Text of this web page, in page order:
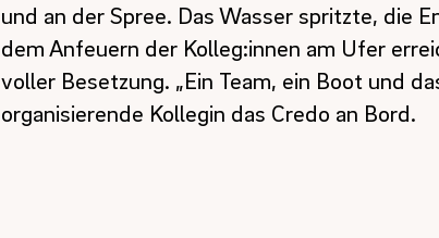
und an der Spree. Das Wasser spritzte, die
dem Anfeuern der Kolleg:innen am Ufer
voller Besetzung. „Ein Team, ein Boot und
organisierende Kollegin das Credo an Bord.